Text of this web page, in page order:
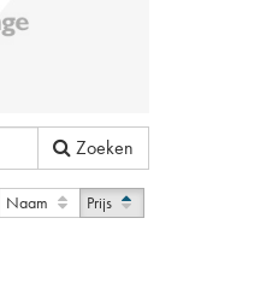
Zoeken
Naam Prijs